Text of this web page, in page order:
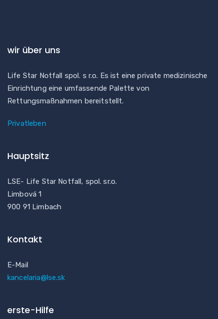
wir über uns
Life Star Notfall spol. s r.o. Es ist eine private medizinische
Einrichtung eine umfassende Palette von
Rettungsmaßnahmen bereitstellt.
Privatleben
Hauptsitz
LSE- Life Star Notfall, spol. sr.o.
Limbová 1
900 91 Limbach
Kontakt
E-Mail
kancelaria@lse.sk
erste-Hilfe